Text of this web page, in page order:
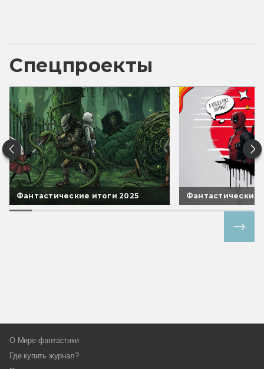
Спецпроекты
Фантастические итоги 2025 Фантастические
О Мире фантастики
Где купить журнал?